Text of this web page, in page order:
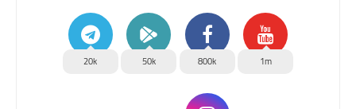
1m
800k
50k
20k